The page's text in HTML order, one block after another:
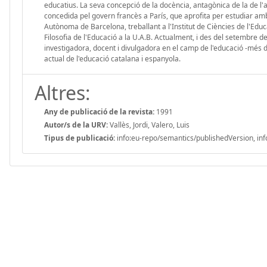
educatius. La seva concepció de la docència, antagònica de la
concedida pel govern francès a París, que aprofita per estudiar
Autònoma de Barcelona, treballant a l'Institut de Ciències de
Filosofia de l'Educació a la U.A.B. Actualment, i des del setembre
investigadora, docent i divulgadora en el camp de l'educació -
actual de l'educació catalana i espanyola.
Altres:
Any de publicació de la revista: 1991
Autor/s de la URV:Vallès, Jordi, Valero, Luis
Tipus de publicació: info:eu-repo/semantics/publishedVersion,